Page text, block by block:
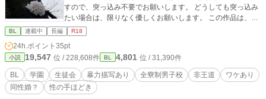
すので、突っ込み不要でお願いします。 どうしても突っ込み
たい場合は、限りなく優しくお願いします。 この作品は、ム
ーンライトノベルズ 様にも掲載しております。
BL 連載中 長編 R18
24h.ポイント 35pt
小説 19,547 位 / 228,608件 BL 4,801 位 / 31,390件
BL 学園 生徒会 暴力描写あり 全寮制男子校 非王道
ワケあり
同性婚？
性の手ほどき